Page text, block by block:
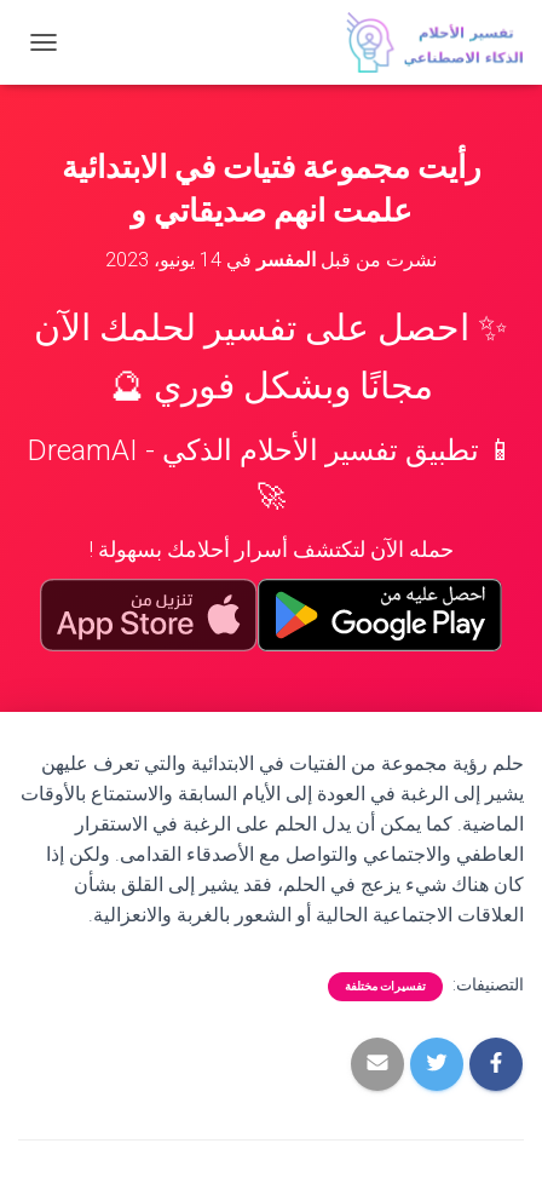
ب
رأيت مجموعة فتيات في الابتدائية
علمت انهم صديقاتي و
نشرت من قبل المفسر في 14 يونيو، 2023
✨ احصل على تفسير لحلمك الآن
مجانًا وبشكل فوري 🔮
📱 تطبيق تفسير الأحلام الذكي - DreamAI
🚀
حمله الآن لتكتشف أسرار أحلامك بسهولة !
حلم رؤية مجموعة من الفتيات في الابتدائية والتي تعرف عليهن
يشير إلى الرغبة في العودة إلى الأيام السابقة والاستمتاع بالأوقات
الماضية. كما يمكن أن يدل الحلم على الرغبة في الاستقرار
العاطفي والاجتماعي والتواصل مع الأصدقاء القدامى. ولكن إذا
كان هناك شيء يزعج في الحلم، فقد يشير إلى القلق بشأن
العلاقات الاجتماعية الحالية أو الشعور بالغربة والانعزالية.
التصنيفات: تفسيرات مختلفة